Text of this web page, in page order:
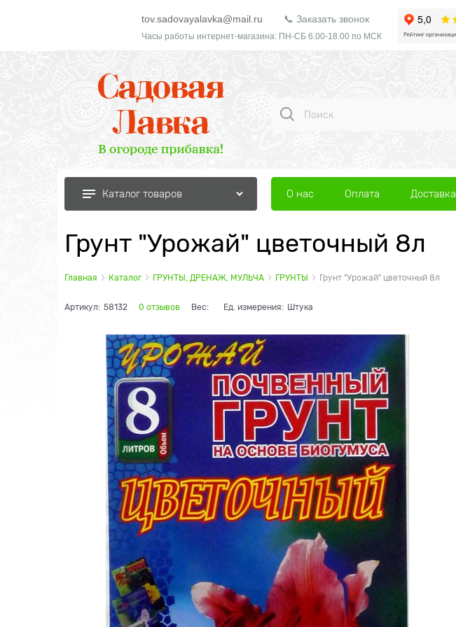
tov.sadovayalavka@mail.ru 📞 Заказать звонок
Часы работы интернет-магазина: ПН-СБ 6.00-18.00 по МСК
Каталог товаров О нас Оплата Доставка
Грунт "Урожай" цветочный 8л
Главная Каталог ГРУНТЫ, ДРЕНАЖ, МУЛЬЧА ГРУНТЫ Грунт "Урожай" цветочный 8л
Артикул: 58132 0 отзывов Вес: Ед. измерения: Штука